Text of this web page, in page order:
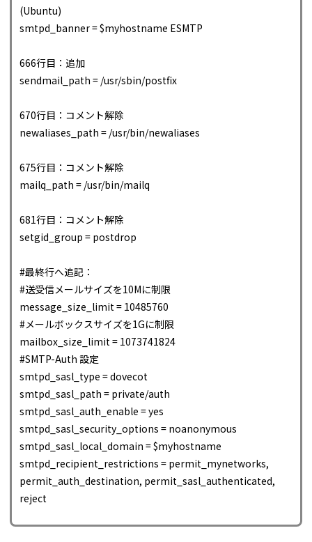
(Ubuntu)
smtpd_banner = $myhostname ESMTP
666行目：追加
sendmail_path = /usr/sbin/postfix
670行目：コメント解除
newaliases_path = /usr/bin/newaliases
675行目：コメント解除
mailq_path = /usr/bin/mailq
681行目：コメント解除
setgid_group = postdrop
#最終行へ追記：
#送受信メールサイズを10Mに制限
message_size_limit = 10485760
#メールボックスサイズを1Gに制限
mailbox_size_limit = 1073741824
#SMTP-Auth 設定
smtpd_sasl_type = dovecot
smtpd_sasl_path = private/auth
smtpd_sasl_auth_enable = yes
smtpd_sasl_security_options = noanonymous
smtpd_sasl_local_domain = $myhostname
smtpd_recipient_restrictions = permit_mynetworks,
permit_auth_destination, permit_sasl_authenticated,
reject